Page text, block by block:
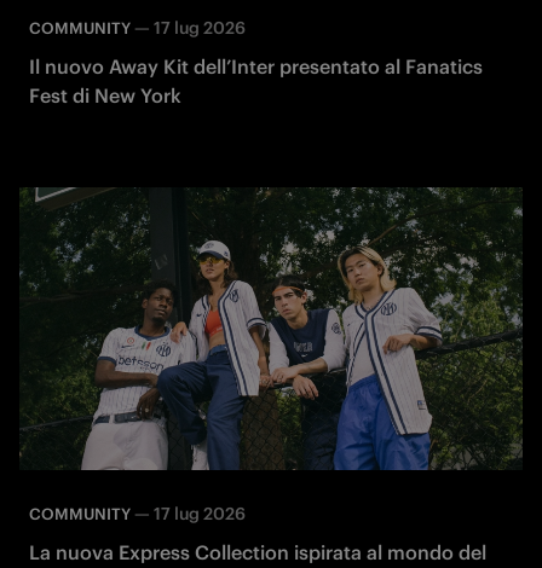
COMMUNITY — 17 lug 2026
Il nuovo Away Kit dell’Inter presentato al Fanatics
Fest di New York
COMMUNITY — 17 lug 2026
La nuova Express Collection ispirata al mondo del